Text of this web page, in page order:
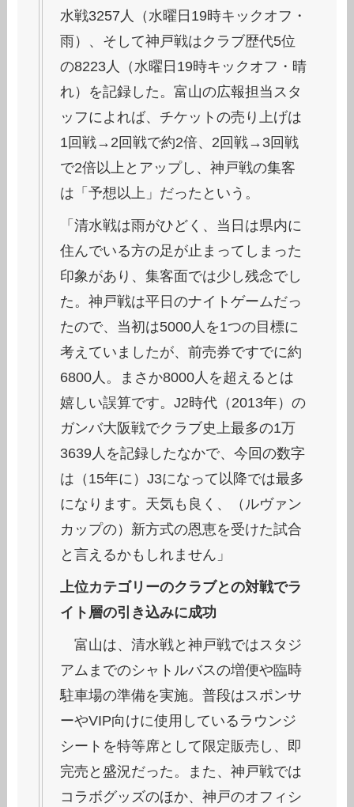
水戦3257人（水曜日19時キックオフ・
雨）、そして神戸戦はクラブ歴代5位
の8223人（水曜日19時キックオフ・晴
れ）を記録した。富山の広報担当スタ
ッフによれば、チケットの売り上げは
1回戦→2回戦で約2倍、2回戦→3回戦
で2倍以上とアップし、神戸戦の集客
は「予想以上」だったという。
「清水戦は雨がひどく、当日は県内に
住んでいる方の足が止まってしまった
印象があり、集客面では少し残念でし
た。神戸戦は平日のナイトゲームだっ
たので、当初は5000人を1つの目標に
考えていましたが、前売券ですでに約
6800人。まさか8000人を超えるとは
嬉しい誤算です。J2時代（2013年）の
ガンバ大阪戦でクラブ史上最多の1万
3639人を記録したなかで、今回の数字
は（15年に）J3になって以降では最多
になります。天気も良く、（ルヴァン
カップの）新方式の恩恵を受けた試合
と言えるかもしれません」
上位カテゴリーのクラブとの対戦でラ
イト層の引き込みに成功
富山は、清水戦と神戸戦ではスタジ
アムまでのシャトルバスの増便や臨時
駐車場の準備を実施。普段はスポンサ
ーやVIP向けに使用しているラウンジ
シートを特等席として限定販売し、即
完売と盛況だった。また、神戸戦では
コラボグッズのほか、神戸のオフィシ